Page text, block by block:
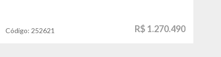
Código: 252621 R$ 1.270.490